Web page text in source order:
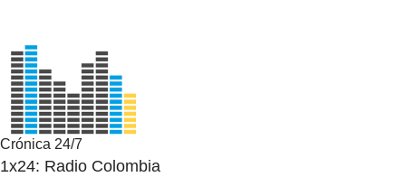
Crónica 24/7
1x24: Radio Colombia